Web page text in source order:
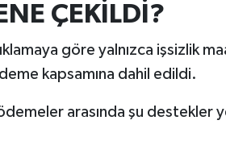
ÇEKİLDİ?
göre yalnızca işsizlik
kapsamına dahil edildi.
arasında şu destekler